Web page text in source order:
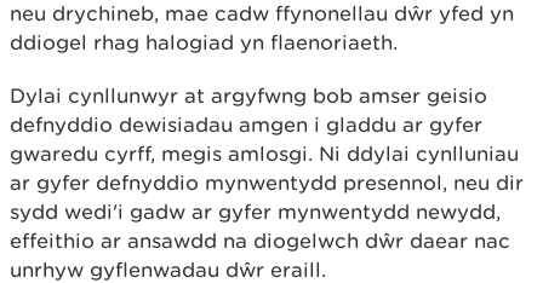
neu drychineb, mae cadw ffynonellau dŵr yfed yn
ddiogel rhag halogiad yn flaenoriaeth.
Dylai cynllunwyr at argyfwng bob amser geisio
defnyddio dewisiadau amgen i gladdu ar gyfer
gwaredu cyrff, megis amlosgi. Ni ddylai cynlluniau
ar gyfer defnyddio mynwentydd presennol, neu dir
sydd wedi'i gadw ar gyfer mynwentydd newydd,
effeithio ar ansawdd na diogelwch dŵr daear nac
unrhyw gyflenwadau dŵr eraill.